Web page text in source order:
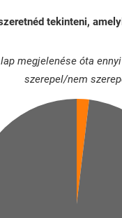
tekinteni,
megjelenése óta
szerepel/nem